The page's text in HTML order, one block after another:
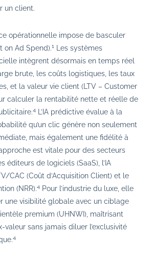
un client.
opérationnelle impose de basculer
on Ad Spend).1Les systèmes
intègrent désormais en temps réel
brute, les coûts logistiques, les taux
et la valeur vie client (LTV – Customer
calculer la rentabilité nette et réelle de
4L’IA prédictive évalue à la
qu’un clic génère non seulement
mais également une fidélité à
est vitale pour des secteurs
éditeurs de logiciels (SaaS), l’IA
CAC (Coût d’Acquisition Client) et le
(NRR).4Pour l’industrie du luxe, elle
une visibilité globale avec un ciblage
premium (UHNWI), maîtrisant
valeur sans jamais diluer l’exclusivité
4